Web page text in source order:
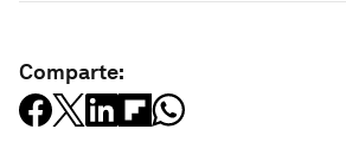
Comparte: